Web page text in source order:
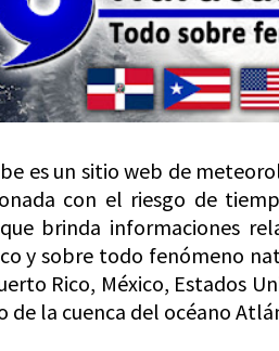
es un sitio web de
con el riesgo de
brinda informaciones
y sobre todo fenómeno
Rico, México, Estados
de la cuenca del océano